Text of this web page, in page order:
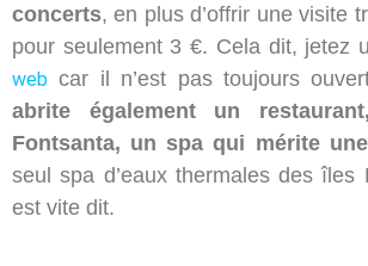
concerts, en plus d’offrir une visite
pour seulement 3 €. Cela dit, jetez
web car il n’est pas toujours
abrite également un
Fontsanta, un spa qui mérite
seul spa d’eaux thermales des îles
est vite dit.